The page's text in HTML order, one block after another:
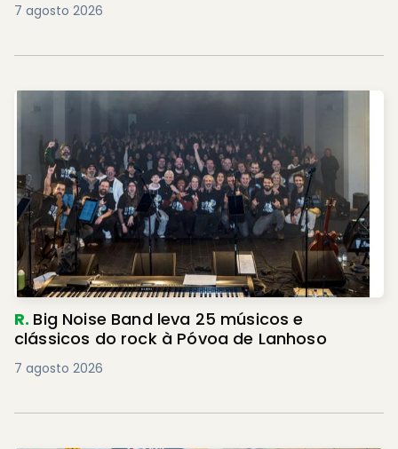
7 agosto 2026
R. Big Noise Band leva 25 músicos e
clássicos do rock à Póvoa de Lanhoso
7 agosto 2026